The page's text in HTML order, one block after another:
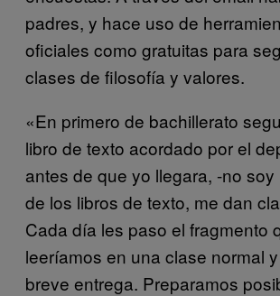
padres, y hace uso de
oficiales como gratuitas para
clases de filosofía y valores.
«En primero de bachillerato
libro de texto acordado por el
antes de que yo llegara, -no
de los libros de texto, me dan
Cada día les paso el fragmento
leeríamos en una clase normal
breve entrega. Preparamos